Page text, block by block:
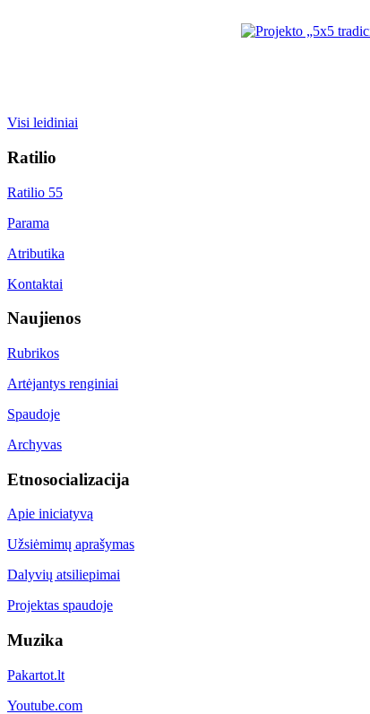
Visi leidiniai
Ratilio
Ratilio 55
Parama
Atributika
Kontaktai
Naujienos
Rubrikos
Artėjantys renginiai
Spaudoje
Archyvas
Etnosocializacija
Apie iniciatyvą
Užsiėmimų aprašymas
Dalyvių atsiliepimai
Projektas spaudoje
Muzika
Pakartot.lt
Youtube.com